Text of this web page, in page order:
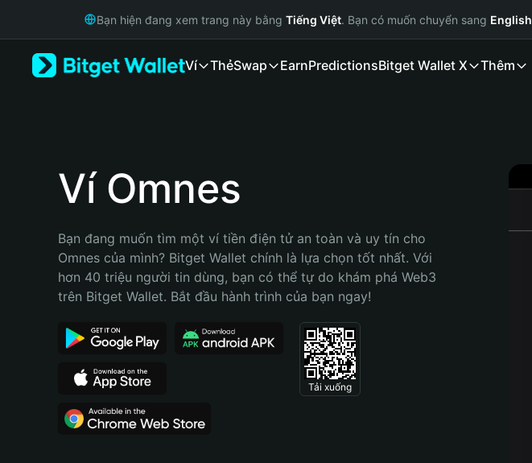
Русский
Bahasa Indonesia
Português (Brasil)
Bạn hiện đang xem trang này bằng Tiếng Việt. Bạn có muốn chuyển sang English
Ví ThẻSwap EarnPredictionsBitget Wallet X Thêm
Ví Omnes
Bạn đang muốn tìm một ví tiền điện tử an toàn và uy tín cho
Omnes của mình? Bitget Wallet chính là lựa chọn tốt nhất. Với
hơn 40 triệu người tin dùng, bạn có thể tự do khám phá Web3
trên Bitget Wallet. Bắt đầu hành trình của bạn ngay!
Tải xuống